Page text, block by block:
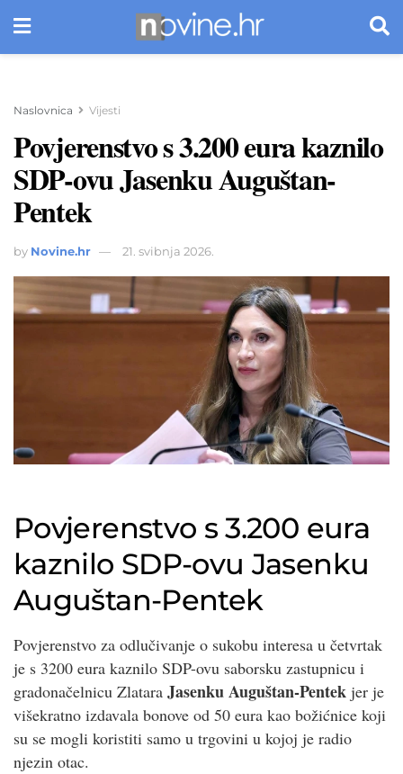
Naslovnica Vijesti
Povjerenstvo s 3.200 eura kaznilo
SDP-ovu Jasenku Auguštan-
Pentek
by Novine.hr 21. svibnja 2026.
Povjerenstvo s 3.200 eura
kaznilo SDP-ovu Jasenku
Auguštan-Pentek
Povjerenstvo za odlučivanje o sukobu interesa u četvrtak
je s 3200 eura kaznilo SDP-ovu saborsku zastupnicu i
gradonačelnicu Zlatara Jasenku Auguštan-Pentek jer je
višekratno izdavala bonove od 50 eura kao božićnice koji
su se mogli koristiti samo u trgovini u kojoj je radio
njezin otac.